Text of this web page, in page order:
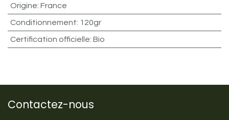
Origine: France
Conditionnement: 120gr
Certification officielle: Bio
Contactez-nous